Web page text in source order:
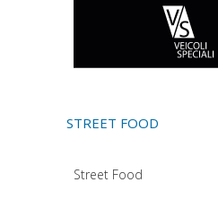
STREET FOOD
Street Food